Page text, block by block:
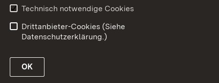
Technisch notwendige Cookies
Drittanbieter-Cookies (Siehe
Datenschutzerklärung.)
OK